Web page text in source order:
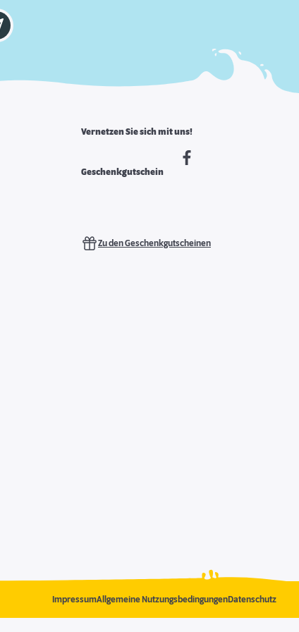
Vernetzen Sie sich mit uns!
Geschenkgutschein
Zu den Geschenkgutscheinen
ImpressumAllgemeine NutzungsbedingungenDatenschutz